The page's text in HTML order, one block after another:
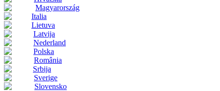
Magyarország
Italia
Lietuva
Latvija
Nederland
Polska
România
Srbija
Sverige
Slovensko